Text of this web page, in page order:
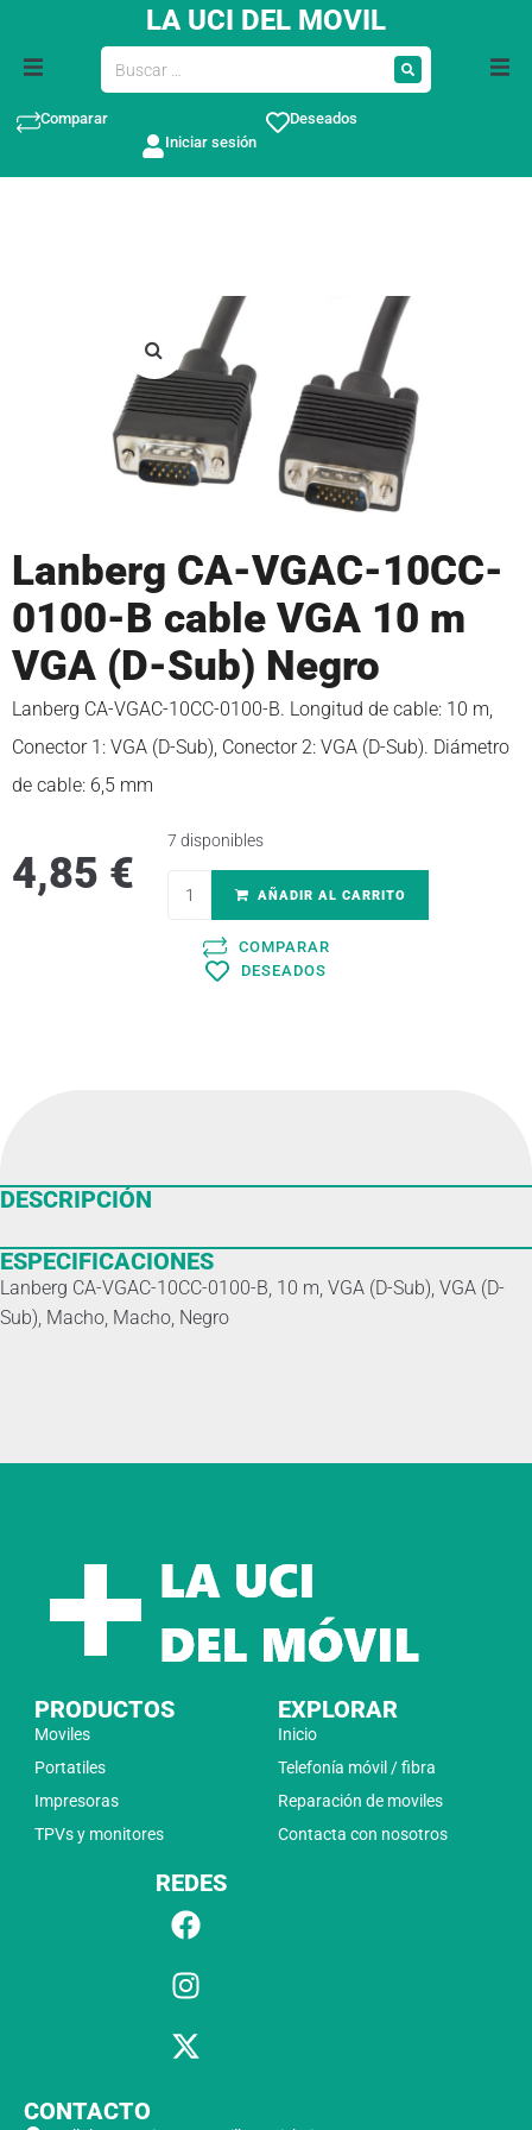
LA UCI DEL MOVIL
Comparar
Deseados
Iniciar sesión
Lanberg CA-VGAC-10CC-
0100-B cable VGA 10 m
VGA (D-Sub) Negro
Lanberg CA-VGAC-10CC-0100-B. Longitud de cable: 10 m,
Conector 1: VGA (D-Sub), Conector 2: VGA (D-Sub). Diámetro
de cable: 6,5 mm
4,85 €
7 disponibles
AÑADIR AL CARRITO
COMPARAR
DESEADOS
DESCRIPCIÓN
ESPECIFICACIONES
Lanberg CA-VGAC-10CC-0100-B, 10 m, VGA (D-Sub), VGA (D-
Sub), Macho, Macho, Negro
PRODUCTOS
Moviles
Portatiles
Impresoras
TPVs y monitores
EXPLORAR
Inicio
Telefonía móvil / fibra
Reparación de moviles
Contacta con nosotros
REDES
CONTACTO